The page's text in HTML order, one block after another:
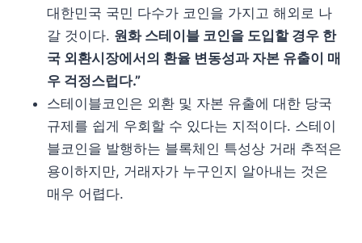
대한민국 국민 다수가 코인을 가지고 해외로 나
갈 것이다. 원화 스테이블 코인을 도입할 경우 한
국 외환시장에서의 환율 변동성과 자본 유출이 매
우 걱정스럽다.”
스테이블코인은 외환 및 자본 유출에 대한 당국
규제를 쉽게 우회할 수 있다는 지적이다. 스테이
블코인을 발행하는 블록체인 특성상 거래 추적은
용이하지만, 거래자가 누구인지 알아내는 것은
매우 어렵다.